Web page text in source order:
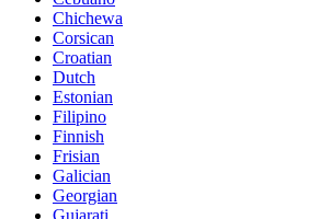
Chichewa
Corsican
Croatian
Dutch
Estonian
Filipino
Finnish
Frisian
Galician
Georgian
Gujarati